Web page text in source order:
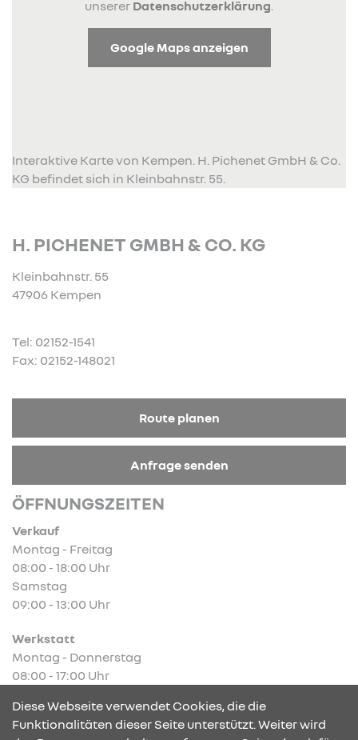
unserer Datenschutzerklärung.
Google Maps anzeigen
Interaktive Karte von Kempen. H. Pichenet GmbH & Co.
KG befindet sich in Kleinbahnstr. 55.
H. PICHENET GMBH & CO. KG
Kleinbahnstr. 55
47906 Kempen
Tel: 02152-1541
Fax: 02152-148021
Route planen
Anfrage senden
ÖFFNUNGSZEITEN
Verkauf
Montag - Freitag
08:00 - 18:00 Uhr
Samstag
09:00 - 13:00 Uhr
Werkstatt
Montag - Donnerstag
08:00 - 17:00 Uhr
08:00 - 16:00 Uhr
Samstag
Diese Webseite verwendet Cookies, die die
Funktionalitäten dieser Seite unterstützt. Weiter wird